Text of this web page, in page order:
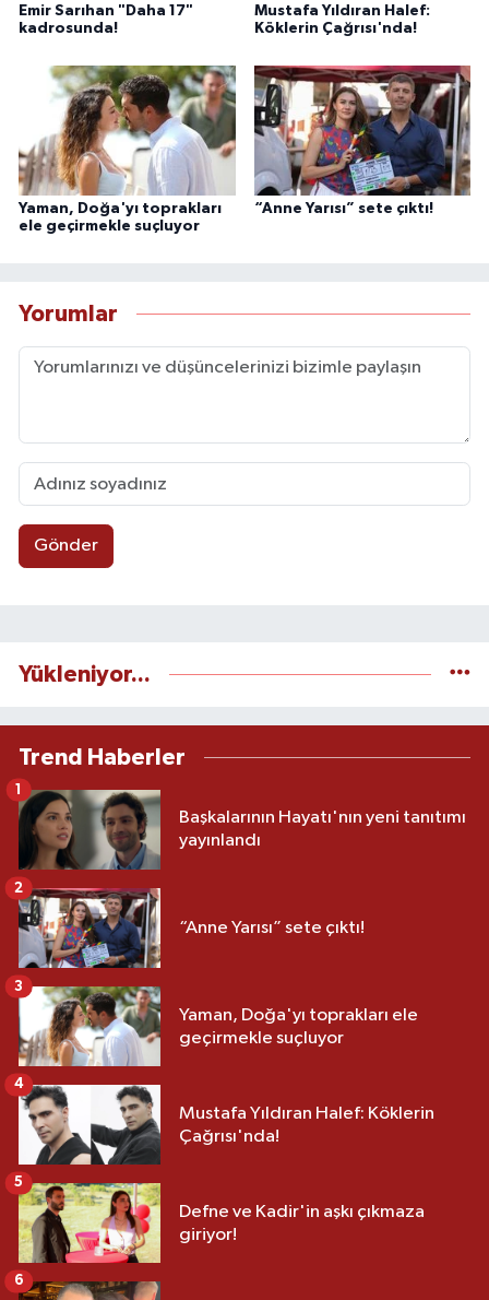
Emir Sarıhan "Daha 17"
kadrosunda!
Mustafa Yıldıran Halef:
Köklerin Çağrısı'nda!
Yaman, Doğa'yı toprakları
ele geçirmekle suçluyor
“Anne Yarısı” sete çıktı!
Yorumlar
Gönder
Yükleniyor...
Trend Haberler
Başkalarının Hayatı'nın yeni tanıtımı
yayınlandı
1
“Anne Yarısı” sete çıktı!
2
Yaman, Doğa'yı toprakları ele
geçirmekle suçluyor
3
Mustafa Yıldıran Halef: Köklerin
Çağrısı'nda!
4
Defne ve Kadir'in aşkı çıkmaza
giriyor!
5
6